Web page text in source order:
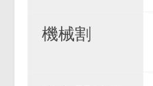
機械割